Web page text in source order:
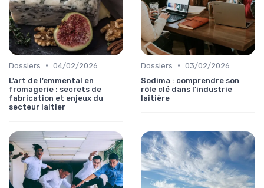
Dossiers • 04/02/2026
L’art de l’emmental en
fromagerie : secrets de
fabrication et enjeux du
secteur laitier
Dossiers • 03/02/2026
Sodima : comprendre son
rôle clé dans l’industrie
laitière